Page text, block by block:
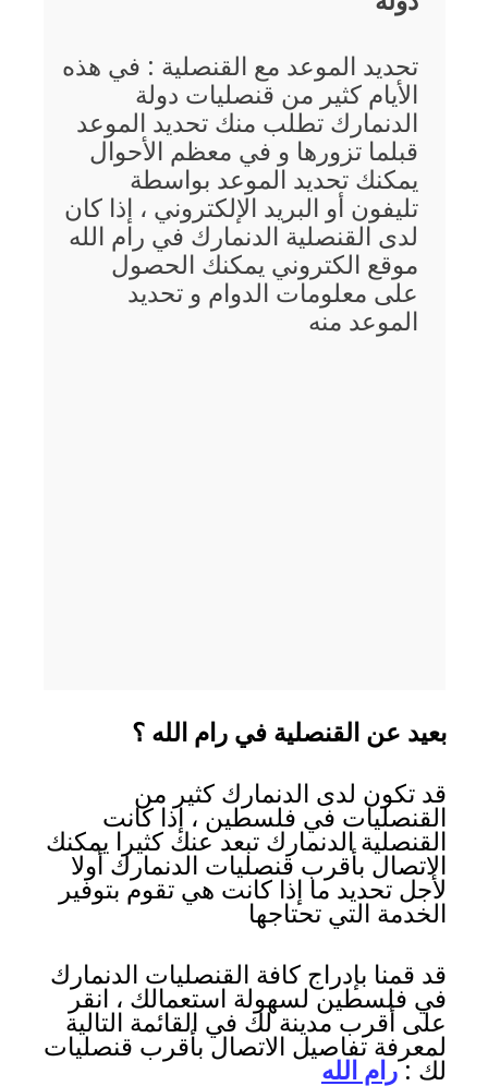
تحديد الموعد مع القنصلية : في هذه
الأيام كثير من قنصليات دولة
الدنمارك تطلب منك تحديد الموعد
قبلما تزورها و في معظم الأحوال
يمكنك تحديد الموعد بواسطة
تليفون أو البريد الإلكتروني ، إذا كان
لدى القنصلية الدنمارك في رام الله
موقع الكتروني يمكنك الحصول
على معلومات الدوام و تحديد
الموعد منه
بعيد عن القنصلية في رام الله ؟
قد تكون لدى الدنمارك كثير من
القنصليات في فلسطين ، إذا كانت
القنصلية الدنمارك تبعد عنك كثيرا يمكنك
الاتصال بأقرب قنصليات الدنمارك أولا
لأجل تحديد ما إذا كانت هي تقوم بتوفير
الخدمة التي تحتاجها
قد قمنا بإدراج كافة القنصليات الدنمارك
في فلسطين لسهولة استعمالك ، انقر
على أقرب مدينة لك في القائمة التالية
لمعرفة تفاصيل الاتصال بأقرب قنصليات
لك :رام الله